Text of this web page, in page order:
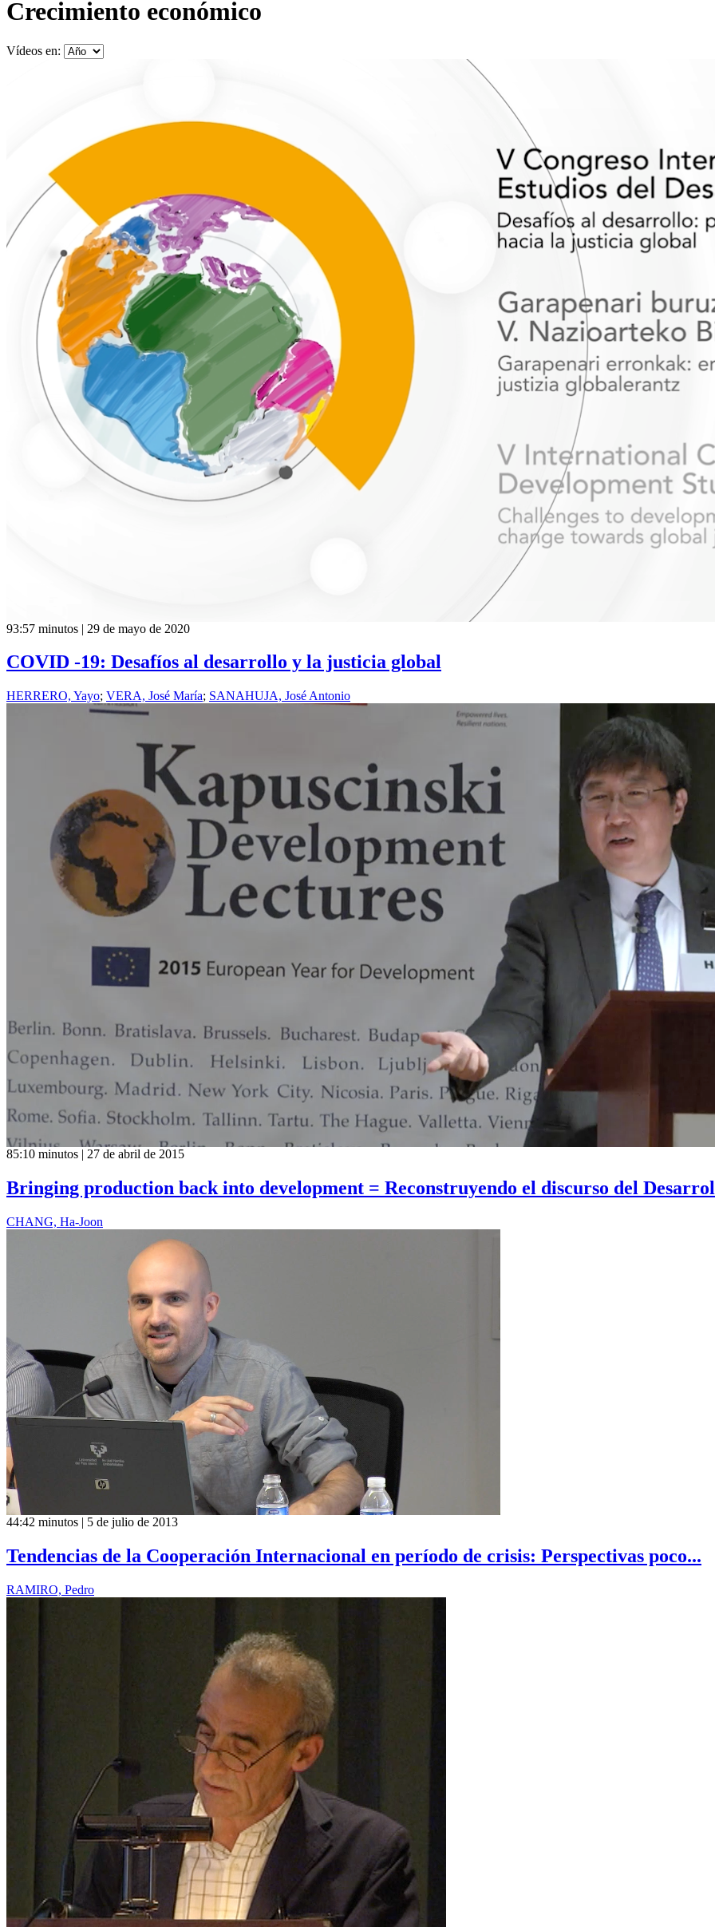
Crecimiento económico
Vídeos en:
93:57 minutos | 29 de mayo de 2020
COVID -19: Desafíos al desarrollo y la justicia global
HERRERO, Yayo; VERA, José María; SANAHUJA, José Antonio
85:10 minutos | 27 de abril de 2015
Bringing production back into development = Reconstruyendo el discurso del
CHANG, Ha-Joon
44:42 minutos | 5 de julio de 2013
Tendencias de la Cooperación Internacional en período de crisis: Perspectivas poco...
RAMIRO, Pedro